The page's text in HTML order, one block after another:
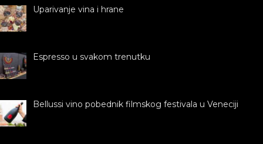
Uparivanje vina i hrane
Espresso u svakom trenutku
Bellussi vino pobednik filmskog festivala u Veneciji